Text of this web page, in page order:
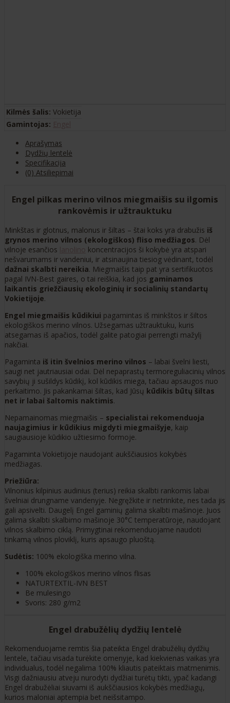
Kilmės šalis: Vokietija
Gamintojas:
Aprašymas
Dydžių lentelė
Specifikacija
(0) Atsiliepimai
Engel pilkas merino vilnos miegmaišis su ilgomis
rankovėmis ir užtrauktuku
Minkštas ir glotnus, malonus ir šiltas – štai koks yra drabužis iš
grynos merino vilnos (ekologiškos) fliso medžiagos. Dėl
vilnoje esančios
koncentracijos ši kokybė yra atspari
nešvarumams ir vandeniui, ir atsinaujina tiesiog vėdinant, todėl
dažnai skalbti nereikia. Miegmaišis taip pat yra sertifikuotos
pagal IVN-Best gaires, o tai reiškia, kad jos gaminamos
laikantis griežčiausių ekologinių ir socialinių standartų
Vokietijoje.
Engel miegmaišis kūdikiui pagamintas iš minkštos ir šiltos
ekologiškos merino vilnos. Užsegamas užtrauktuku, kuris
atsegamas iš apačios, todėl galite patogiai perrengti mažylį
nakčiai.
Pagaminta iš itin švelnios merino vilnos – labai švelni liesti,
saugi net jautriausiai odai. Dėl nepaprastų termoreguliacinių vilnos
savybių ji sušildys kūdikį, kol kūdikis miega, tačiau apsaugos nuo
perkaitimo. Jis pakankamai šiltas, kad Jūsų kūdikis būtų šiltas
net ir labai šaltomis naktimis.
Nepamainomas miegmaišis – specialistai rekomenduoja
naujagimius ir kūdikius migdyti miegmaišyje, kaip
saugiausioje kūdikio užtiesimo formoje.
Pagaminta Vokietijoje naudojant aukščiausios kokybės
medžiagas.
Priežiūra:
Vilnonius kilpinius audinius (terius) reikia skalbti rankomis labai
švelniai drungname vandenyje. Negręžkite ir netrinkite, nes tada jis
gali apsivelti. Daugelį Engel gaminių galima skalbti mašinoje. Juos
galima skalbti skalbimo mašinoje 30°C temperatūroje, naudojant
vilnos skalbimo ciklą. Primygtinai rekomenduojame naudoti
tinkamą vilnos ploviklį, kuris apsaugo pluoštą.
Sudėtis: 100% ekologiška merino vilna.
100% ekologiškos merino vilnos flisas
NATURTEXTIL-IVN BEST
Be mulesingo
Svoris: 280 g/m2
Engel drabužėlių dydžių lentelė
Rekomenduojame remtis šia pateikta Engel drabužėlių dydžių
lentele, tačiau visada turėkite omenyje, kad kiekvienas vaikas yra
individualus, todėl negalima 100% kliautis pateiktais matmenimis.
Visgi dažniausiu atveju nurodyti dydžiai turėtų tikti, ypač kadangi
Engel drabužėliai siuvami iš aukščiausios kokybės medžiagų,
kurios maloniai aptempia bet neišsitampo.